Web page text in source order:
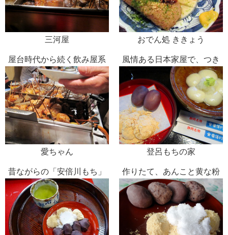
三河屋 おでん処 ききょう
屋台時代から続く飲み屋系
静岡おでん
愛ちゃん
風情ある日本家屋で、つき
たての安倍川もち
登呂もちの家
昔ながらの「安倍川もち」
の味を守り続ける
作りたて、あんこと黄な粉
の安倍川もち